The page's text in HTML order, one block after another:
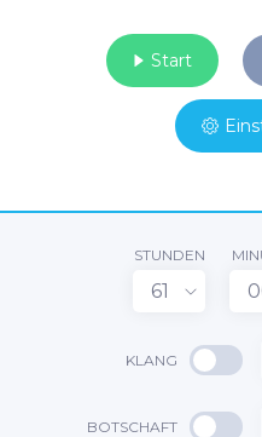
Start
STUNDEN
61
KLANG
BOTSCHAFT